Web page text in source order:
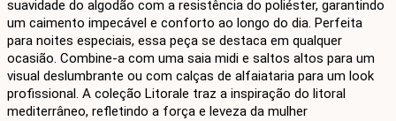
suavidade do algodão com a resistência do poliéster, garantindo
um caimento impecável e conforto ao longo do dia. Perfeita
para noites especiais, essa peça se destaca em qualquer
ocasião. Combine-a com uma saia midi e saltos altos para um
visual deslumbrante ou com calças de alfaiataria para um look
profissional. A coleção Litorale traz a inspiração do litoral
mediterrâneo, refletindo a força e leveza da mulher